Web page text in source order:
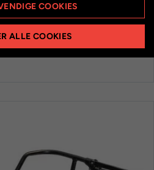
2.0 S
COOKIES
ALLE COOKIES